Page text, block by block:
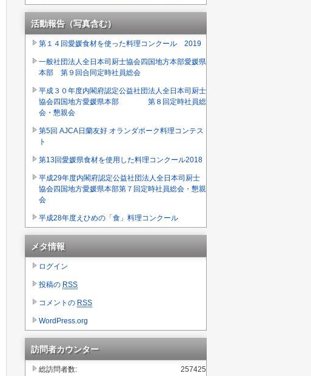
活動報告（写真含む）
第１４回愛媛食材を使った料理コンクール 2019
一般社団法人全日本司厨士協会四国地方本部愛媛県
本部 第９回合同定時社員総会
平成３０年度内閣府認定公益社団法人全日本司厨士
協会四国地方愛媛県本部 第８回定時社員総
会・懇親会
第5回 AJCA日蘭友好 オランダポーク料理コンテス
ト
第13回愛媛県食材を使用した料理コンクール2018
平成29年度内閣府認定公益社団法人全日本司厨士
協会四国地方愛媛県本部第７回定時社員総会・懇親
会
平成28年度えひめの「食」料理コンクール
メタ情報
ログイン
投稿の RSS
コメントの RSS
WordPress.org
訪問者カウンター
257425
総訪問者数: